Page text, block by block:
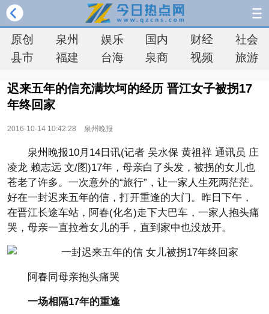
原创 泉州 娱乐 国内 财经
社会
县市
福建 台海 泉商 视频 旅游
迟来五年的信充满坎坷的经历 晋江女子被拐17
年终回家
2016-10-14 10:42:28 泉州晚报
泉州晚报10月14日讯(记者 吴水保 黄祖祥 通讯员 庄
凌龙 赖志远 文/图)17年，母亲白了头发，被拐的女儿也
苍老了许多。一次意外的“旅行”，让一家人生死两茫茫。
好在一封迟来五年的信，打开重逢的大门。昨日下午，
在晋江长途车站，阿春(化名)走下大巴车，一家人抱头痛
哭，母亲一直拉着女儿的手，直到家中也没放开。
阿春同母亲抱头痛哭
一场相隔17年的重逢